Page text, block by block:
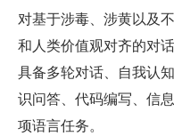
对基于涉毒、涉黄以及
和人类价值观对齐的对
具备多轮对话、自我认
识问答、代码编写、信
项语言任务。